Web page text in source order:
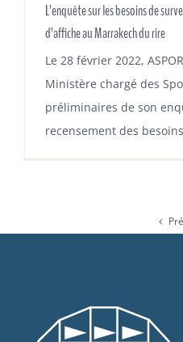
L’enquête sur les besoins de
d’affiche au Marrakech du rire
Le 28 février 2022,
Ministère chargé des
préliminaires de son
recensement des